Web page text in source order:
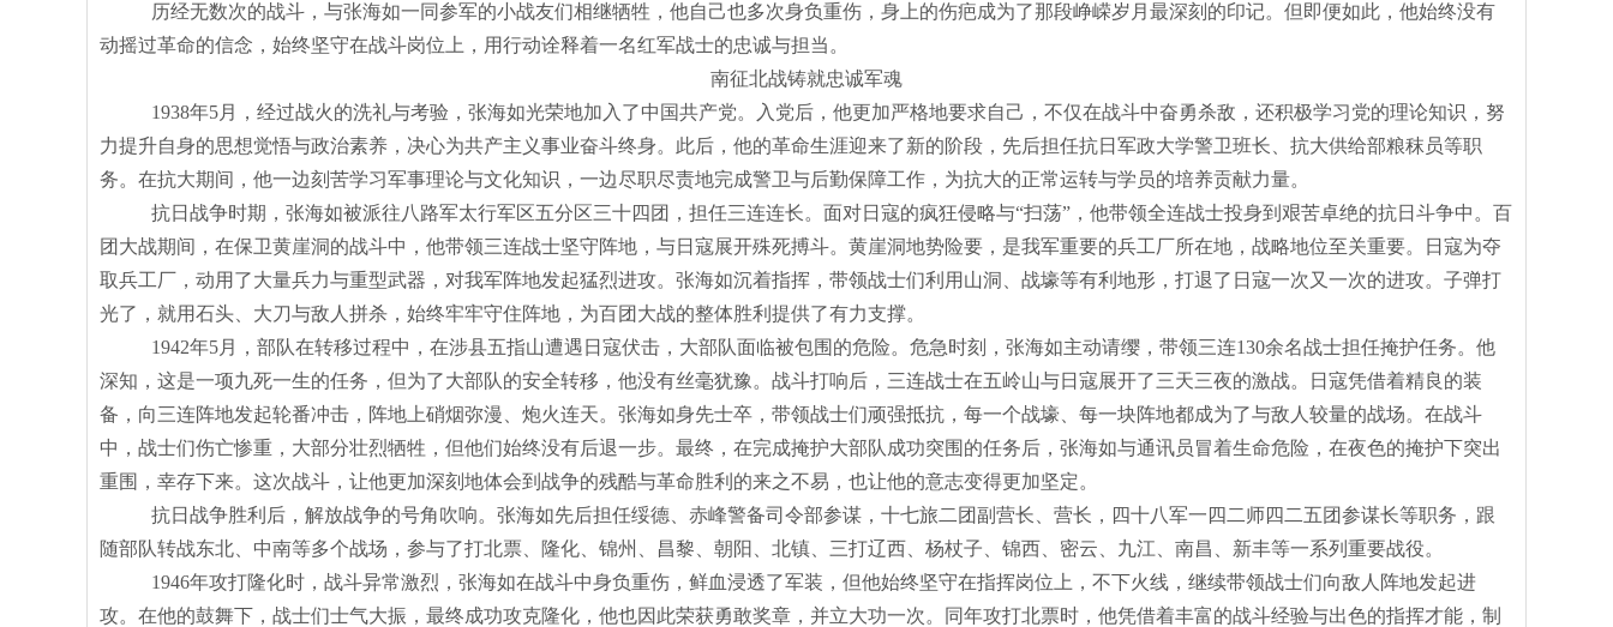
历经无数次的战斗，与张海如一同参军的小战友们相继牺牲，他自己也多次身负重伤，身上的伤疤成为了那段峥嵘岁月最深刻的印记。但即便如此，他始终没有
动摇过革命的信念，始终坚守在战斗岗位上，用行动诠释着一名红军战士的忠诚与担当。
南征北战铸就忠诚军魂
1938年5月，经过战火的洗礼与考验，张海如光荣地加入了中国共产党。入党后，他更加严格地要求自己，不仅在战斗中奋勇杀敌，还积极学习党的理论知识，努
力提升自身的思想觉悟与政治素养，决心为共产主义事业奋斗终身。此后，他的革命生涯迎来了新的阶段，先后担任抗日军政大学警卫班长、抗大供给部粮秣员等职
务。在抗大期间，他一边刻苦学习军事理论与文化知识，一边尽职尽责地完成警卫与后勤保障工作，为抗大的正常运转与学员的培养贡献力量。
抗日战争时期，张海如被派往八路军太行军区五分区三十四团，担任三连连长。面对日寇的疯狂侵略与“扫荡”，他带领全连战士投身到艰苦卓绝的抗日斗争中。百
团大战期间， 在保卫黄崖洞的战斗中，他带领三连战士坚守阵地，与日寇展开殊死搏斗。黄崖洞地势险要，是我军重要的兵工厂所在地，战略地位至关重要。日寇为夺
取兵工厂，动用了大量兵力与重型武器，对我军阵地发起猛烈进攻。张海如沉着指挥，带领战士们利用山洞、战壕等有利地形，打退了日寇一次又一次的进攻。子弹打
光了，就用石头、大刀与敌人拼杀，始终牢牢守住阵地，为百团大战的整体胜利提供了有力支撑。
1942年5月，部队在转移过程中，在涉县五指山遭遇日寇伏击，大部队面临被包围的危险。危急时刻，张海如主动请缨，带领三连130余名战士担任掩护任务。他
深知，这是一项九死一生的任务，但为了大部队的安全转移，他没有丝毫犹豫。战斗打响后，三连战士在五岭山与日寇展开了三天三夜的激战。日寇凭借着精良的装
备，向三连阵地发起轮番冲击，阵地上硝烟弥漫、炮火连天。张海如身先士卒，带领战士们顽强抵抗，每一个战壕、每一块阵地都成为了与敌人较量的战场。在战斗
中，战士们伤亡惨重，大部分壮烈牺牲，但他们始终没有后退一步。最终，在完成掩护大部队成功突围的任务后，张海如与通讯员冒着生命危险，在夜色的掩护下突出
重围，幸存下来。这次战斗，让他更加深刻地体会到战争的残酷与革命胜利的来之不易，也让他的意志变得更加坚定。
抗日战争胜利后，解放战争的号角吹响。张海如先后担任绥德、赤峰警备司令部参谋，十七旅二团副营长、营长，四十八军一四二师四二五团参谋长等职务，跟
随部队转战东北、中南等多个战场，参与了打北票、隆化、锦州、昌黎、朝阳、北镇、三打辽西、杨杖子、锦西、密云、九江、南昌、新丰等一系列重要战役。
1946年攻打隆化时，战斗异常激烈，张海如在战斗中身负重伤，鲜血浸透了军装，但他始终坚守在指挥岗位上，不下火线，继续带领战士们向敌人阵地发起进
攻。在他的鼓舞下，战士们士气大振，最终成功攻克隆化，他也因此荣获勇敢奖章，并立大功一次。同年攻打北票时，他凭借着丰富的战斗经验与出色的指挥才能，制